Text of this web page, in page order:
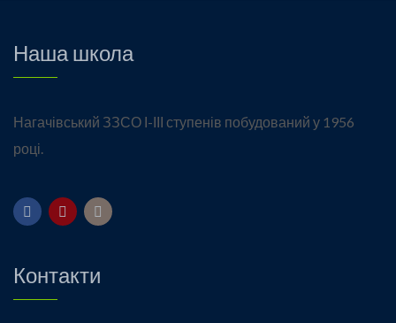
Наша школа
Нагачівський ЗЗСО І-ІІІ ступенів побудований у 1956
році.
Контакти